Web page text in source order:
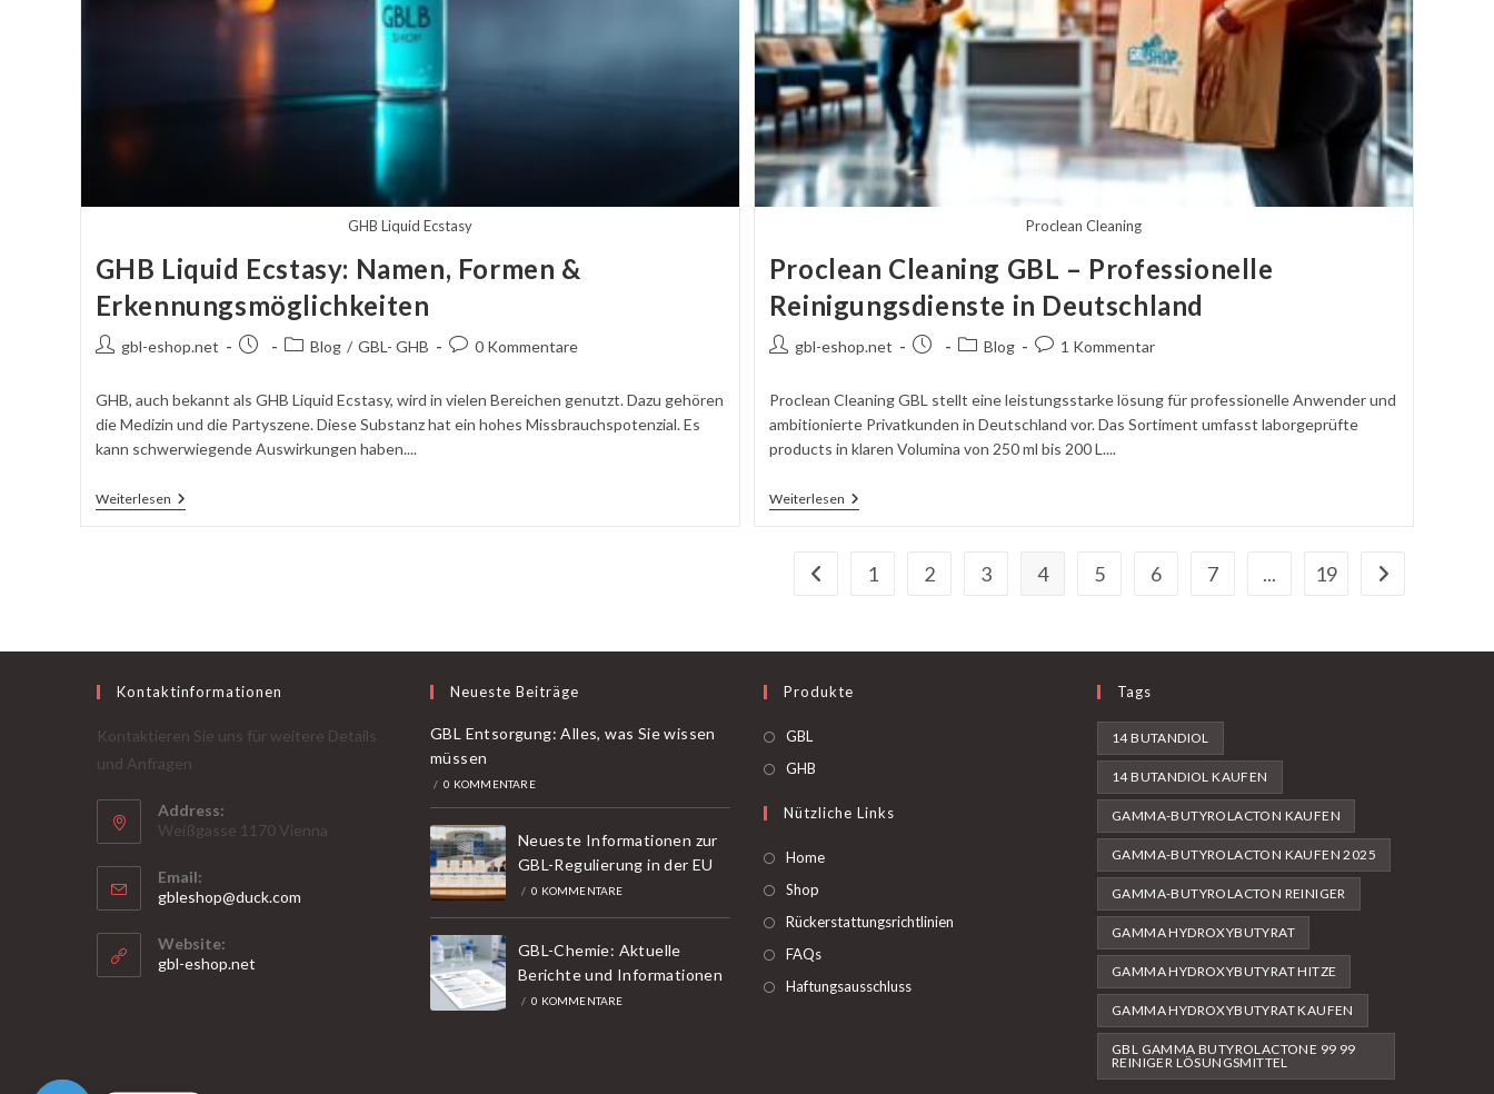
GHB Liquid Ecstasy
GHB Liquid Ecstasy: Namen, Formen &
Erkennungsmöglichkeiten
Autor
Beitrags:
gbl-eshop.net
BeitragBeitragskategorie:
Blog / GBL- GHB
Kommentare
0 Kommentare
GHB, auch bekannt als GHB Liquid Ecstasy, wird in vielen Bereichen genutzt. Dazu gehören
die Medizin und die Partyszene. Diese Substanz hat ein hohes Missbrauchspotenzial. Es
kann schwerwiegende Auswirkungen haben....
WeiterlesenGHB
Liquid
Proclean Cleaning
Proclean Cleaning GBL – Professionelle
Reinigungsdienste in Deutschland
Autor
Beitrags:
gbl-eshop.net
BeitragBeitragskategorie:
Blog
Kommentare
1 Kommentar
Proclean Cleaning GBL stellt eine leistungsstarke lösung für professionelle Anwender und
ambitionierte Privatkunden in Deutschland vor. Das Sortiment umfasst laborgeprüfte
products in klaren Volumina von 250 ml bis 200 L....
WeiterlesenProclean
Cleaning
Professionelle
Reinigungsdienste
Zur vorherigen Seite gehen
1 2 3 4 5 6 7 ... 19 Gehen Sie zur
Kontaktinformationen
Kontaktieren Sie uns für weitere Details
und Anfragen
Address:
Weißgasse 1170 Vienna
Email:
gbleshop@duck.com
Website:
gbl-eshop.net
Neueste Beiträge
GBL Entsorgung: Alles, was Sie wissen
müssen
/ 0 KOMMENTARE
Neueste Informationen zur
GBL-Regulierung in der EU
/ 0 KOMMENTARE
GBL-Chemie: Aktuelle
Berichte und Informationen
/ 0 KOMMENTARE
Produkte
GBL
in
neuen
GHB
einer
Nützliche Links
Home
Shop
Rückerstattungsrichtlinien
FAQs
Haftungsausschluss
Tags
14 BUTANDIOL
14 BUTANDIOL KAUFEN
GAMMA-BUTYROLACTON KAUFEN
GAMMA-BUTYROLACTON KAUFEN 2025
GAMMA-BUTYROLACTON REINIGER
GAMMA HYDROXYBUTYRAT
GAMMA HYDROXYBUTYRAT HITZE
GAMMA HYDROXYBUTYRAT KAUFEN
GBL GAMMA BUTYROLACTONE 99 99
REINIGER LÖSUNGSMITTEL